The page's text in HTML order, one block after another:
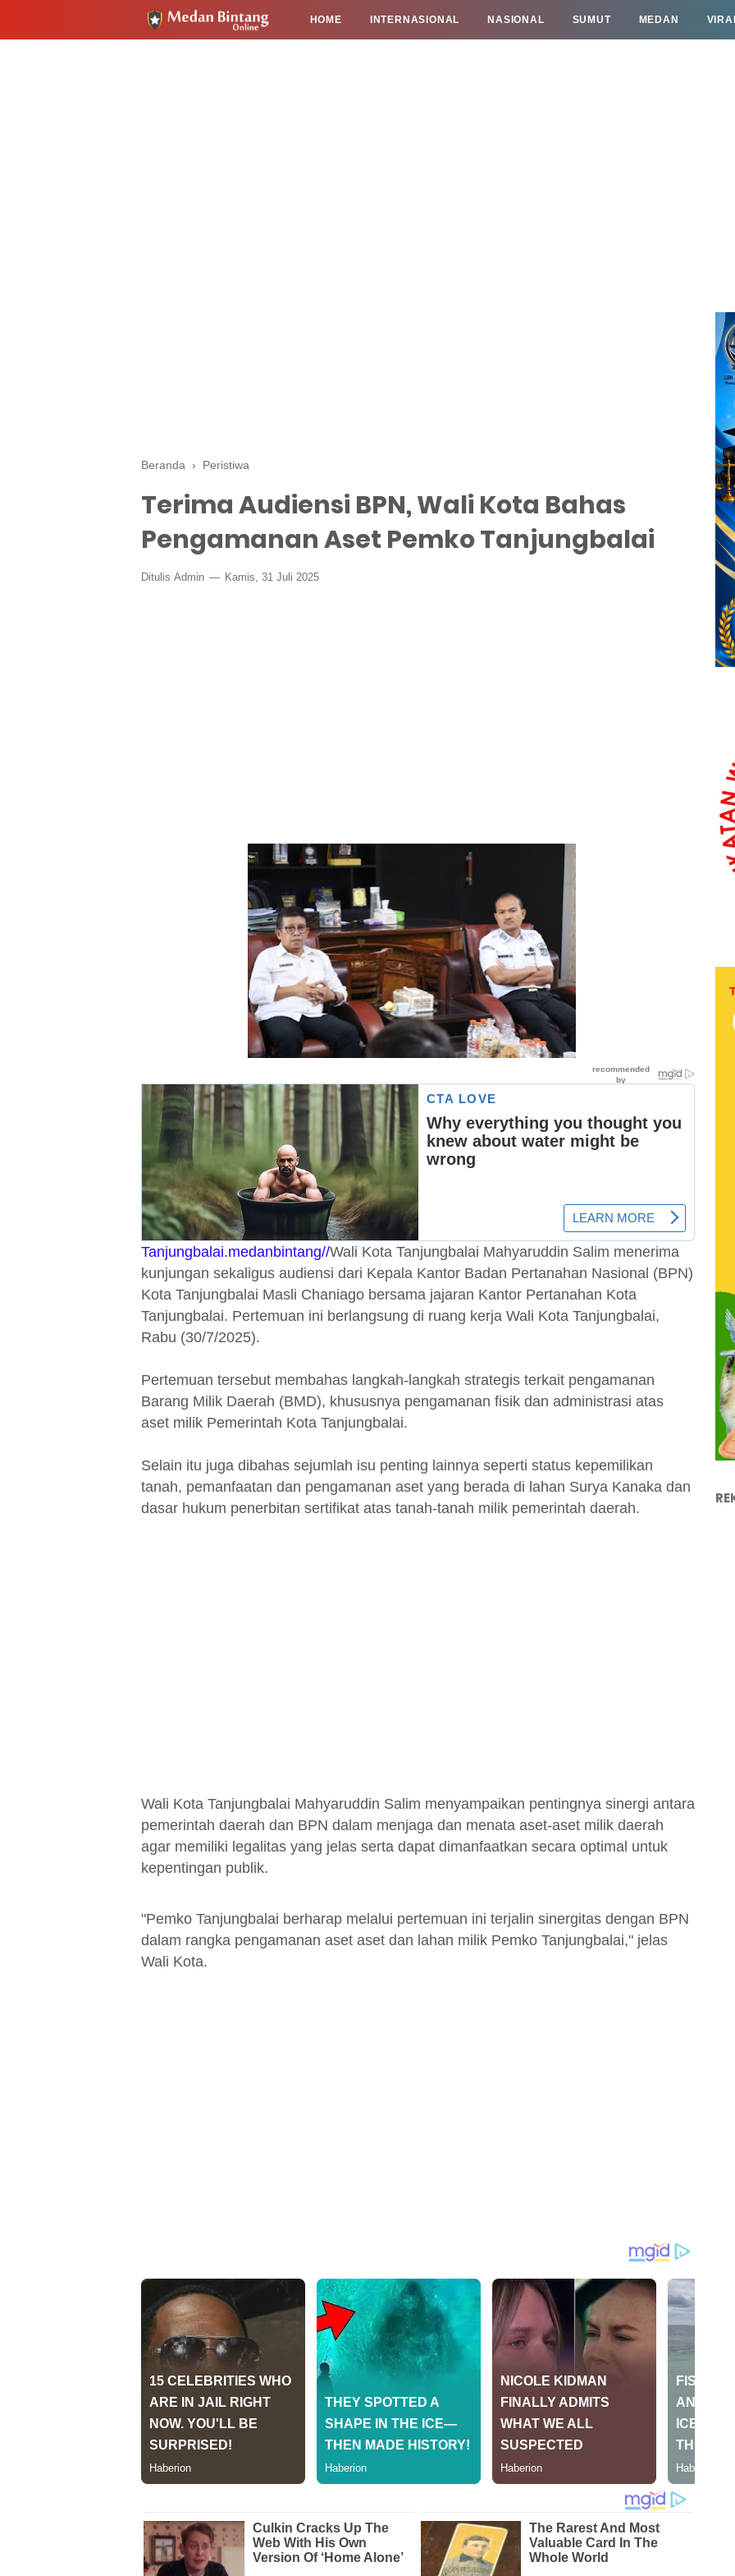
HOME INTERNASIONAL NASIONAL SUMUT MEDAN
Beranda › Peristiwa
Terima Audiensi BPN, Wali Kota Bahas
Pengamanan Aset Pemko Tanjungbalai
Ditulis Admin Kamis, 31 Juli 2025
Tanjungbalai.medanbintang//Wali Kota Tanjungbalai Mahyaruddin Salim menerima
kunjungan sekaligus audiensi dari Kepala Kantor Badan Pertanahan Nasional (BPN)
Kota Tanjungbalai Masli Chaniago bersama jajaran Kantor Pertanahan Kota
Tanjungbalai. Pertemuan ini berlangsung di ruang kerja Wali Kota Tanjungbalai,
Rabu (30/7/2025).
Pertemuan tersebut membahas langkah-langkah strategis terkait pengamanan
Barang Milik Daerah (BMD), khususnya pengamanan fisik dan administrasi atas
aset milik Pemerintah Kota Tanjungbalai.
Selain itu juga dibahas sejumlah isu penting lainnya seperti status kepemilikan
tanah, pemanfaatan dan pengamanan aset yang berada di lahan Surya Kanaka dan
dasar hukum penerbitan sertifikat atas tanah-tanah milik pemerintah daerah.
Wali Kota Tanjungbalai Mahyaruddin Salim menyampaikan pentingnya sinergi antara
pemerintah daerah dan BPN dalam menjaga dan menata aset-aset milik daerah
agar memiliki legalitas yang jelas serta dapat dimanfaatkan secara optimal untuk
kepentingan publik.
"Pemko Tanjungbalai berharap melalui pertemuan ini terjalin sinergitas dengan BPN
dalam rangka pengamanan aset aset dan lahan milik Pemko Tanjungbalai," jelas
Wali Kota.